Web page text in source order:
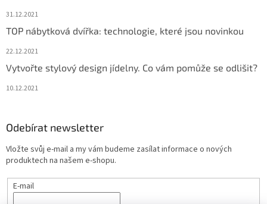
31.12.2021
TOP nábytková dvířka: technologie, které jsou novinkou
22.12.2021
Vytvořte stylový design jídelny. Co vám pomůže se odlišit?
10.12.2021
Odebírat newsletter
Vložte svůj e-mail a my vám budeme zasílat informace o nových
produktech na našem e-shopu.
E-mail